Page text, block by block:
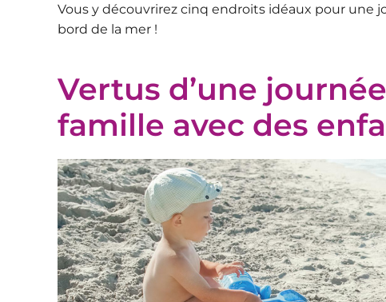
Vous y découvrirez cinq endroits idéaux pour une
bord de la mer !
Vertus d’une
famille avec des